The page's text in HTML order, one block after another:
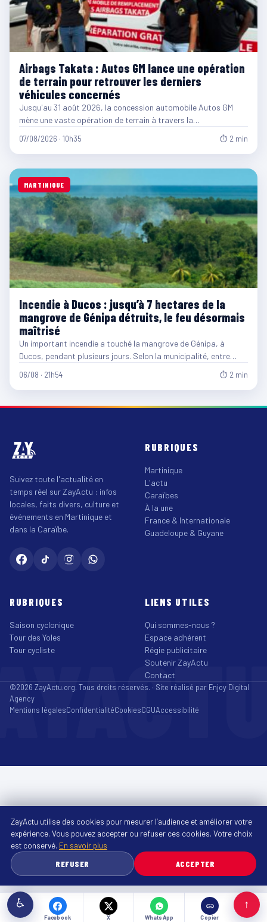
Airbags Takata : Autos GM lance une opération
de terrain pour retrouver les derniers
véhicules concernés
Jusqu'au 31 août 2026, la concession automobile Autos GM
mène une vaste opération de terrain à travers la…
07/08/2026 · 10h35 ⏱ 2 min
MARTINIQUE
Incendie à Ducos : jusqu’à 7 hectares de la
mangrove de Génipa détruits, le feu désormais
maîtrisé
Un important incendie a touché la mangrove de Génipa, à
Ducos, pendant plusieurs jours. Selon la municipalité, entre…
06/08 · 21h54 ⏱ 2 min
Facebook X WhatsApp Copier
Suivez toute l'actualité en
temps réel sur ZayActu : infos
locales, faits divers, culture et
événements en Martinique et
dans la Caraïbe.
RUBRIQUES
Martinique
L'actu
Caraïbes
À la une
France & Internationale
Guadeloupe & Guyane
RUBRIQUES
Saison cyclonique
Tour des Yoles
Tour cycliste
LIENS UTILES
Qui sommes-nous ?
Espace adhérent
Régie publicitaire
Soutenir ZayActu
Contact
©2026 ZayActu.org. Tous droits réservés. · Site réalisé par Enjoy Digital
Agency
Mentions légalesConfidentialitéCookiesCGUAccessibilité
♿ ↑
ZayActu utilise des cookies pour mesurer l’audience et améliorer votre
expérience. Vous pouvez accepter ou refuser ces cookies. Votre choix
est conservé. En savoir plus
REFUSER
ACCEPTER